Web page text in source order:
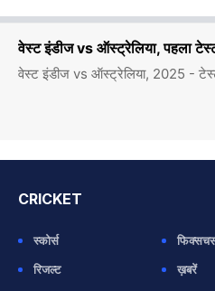
वेस्ट इंडीज vs ऑस्ट्रेलिया, पहला
वेस्ट इंडीज vs ऑस्ट्रेलिया, 2025 -
CRICKET
स्कोर्स
रिजल्ट
ख़बरें